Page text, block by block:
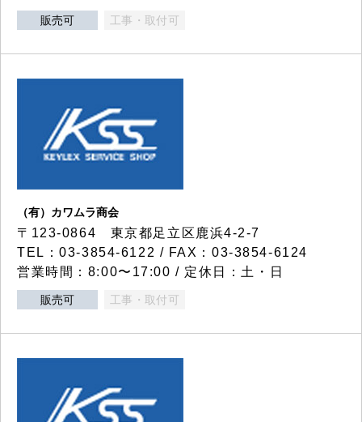
販売可 工事・取付可
（有）カワムラ商会
〒123-0864 東京都足立区鹿浜4-2-7
TEL：03-3854-6122 / FAX：03-3854-6124
営業時間：8:00〜17:00 / 定休日：土・日
販売可 工事・取付可